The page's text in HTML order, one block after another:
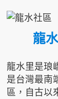
龍
龍水里是琅
是台灣最南
區，自古以